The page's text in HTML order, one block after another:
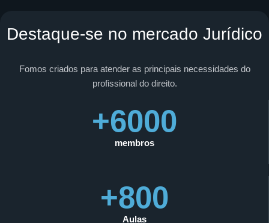
Destaque-se no mercado Jurídico
Fomos criados para atender as principais necessidades do
profissional do direito.
+6000
membros
+800
Aulas